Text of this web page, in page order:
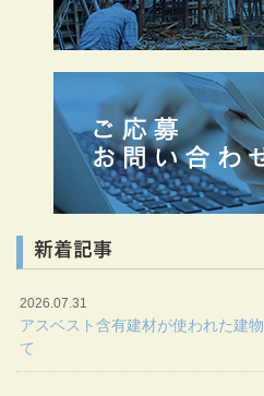
新着記事
2026.07.31
アスベスト含有建材が使われた建
て